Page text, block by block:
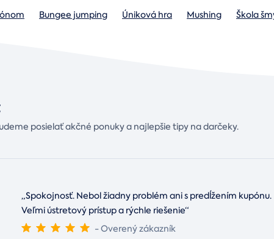
Bungee jumping Úniková hra Mushing Škola
posielať akčné ponuky a najlepšie tipy na darčeky.
„Spokojnosť. Nebol žiadny problém ani s predĺžením kupónu.
Veľmi ústretový prístup a rýchle riešenie“
- Overený zákazník